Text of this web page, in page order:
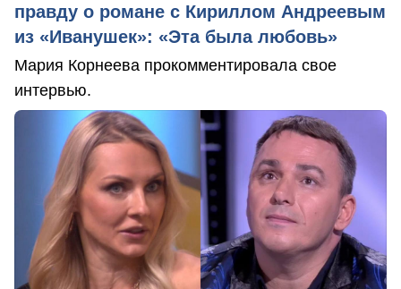
правду о романе с Кириллом Андреевым
из «Иванушек»: «Эта была любовь»
Мария Корнеева прокомментировала свое
интервью.